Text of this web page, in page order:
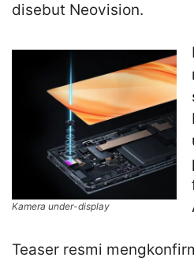
disebut Neovision.
Kamera under-display
Teaser resmi